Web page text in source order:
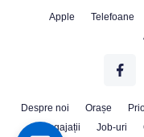
Apple Telefoane
Despre noi Orașe
Angajații
Job-uri